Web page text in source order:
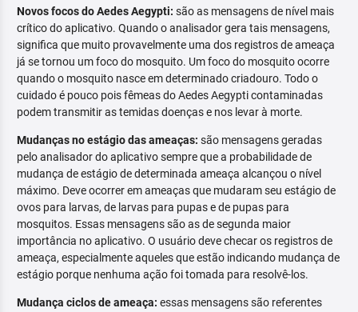
Novos focos do Aedes Aegypti: são as mensagens de nível mais
crítico do aplicativo. Quando o analisador gera tais mensagens,
significa que muito provavelmente uma dos registros de ameaça
já se tornou um foco do mosquito. Um foco do mosquito ocorre
quando o mosquito nasce em determinado criadouro. Todo o
cuidado é pouco pois fêmeas do Aedes Aegypti contaminadas
podem transmitir as temidas doenças e nos levar à morte.
Mudanças no estágio das ameaças: são mensagens geradas
pelo analisador do aplicativo sempre que a probabilidade de
mudança de estágio de determinada ameaça alcançou o nível
máximo. Deve ocorrer em ameaças que mudaram seu estágio de
ovos para larvas, de larvas para pupas e de pupas para
mosquitos. Essas mensagens são as de segunda maior
importância no aplicativo. O usuário deve checar os registros de
ameaça, especialmente aqueles que estão indicando mudança de
estágio porque nenhuma ação foi tomada para resolvê-los.
Mudança ciclos de ameaça: essas mensagens são referentes